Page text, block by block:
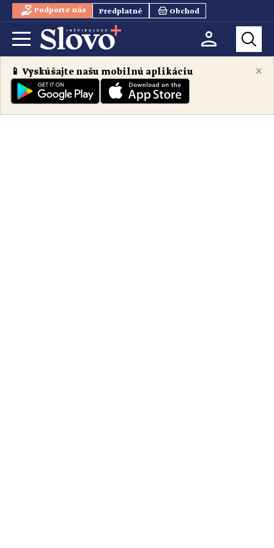
Podporte nás Predplatné Obchod
×
📱 Vyskúšajte našu mobilnú aplikáciu